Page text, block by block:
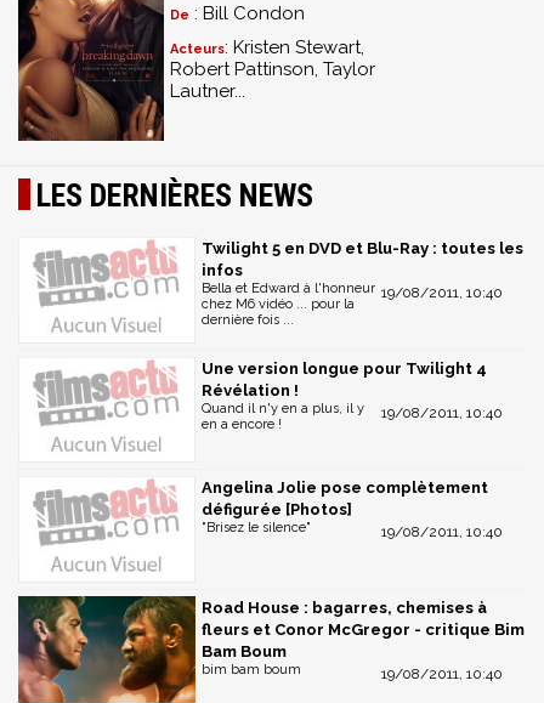
De : Bill Condon
Acteurs: Kristen Stewart,
Robert Pattinson, Taylor
Lautner...
LES DERNIÈRES NEWS
Twilight 5 en DVD et Blu-Ray : toutes les
infos
19/08/2011, 10:40
Bella et Edward à l'honneur
chez M6 vidéo ... pour la
dernière fois ...
Une version longue pour Twilight 4
Révélation !
19/08/2011, 10:40
Quand il n'y en a plus, il y
en a encore !
Angelina Jolie pose complètement
défigurée [Photos]
19/08/2011, 10:40
"Brisez le silence"
Road House : bagarres, chemises à
fleurs et Conor McGregor - critique Bim
Bam Boum
19/08/2011, 10:40
bim bam boum